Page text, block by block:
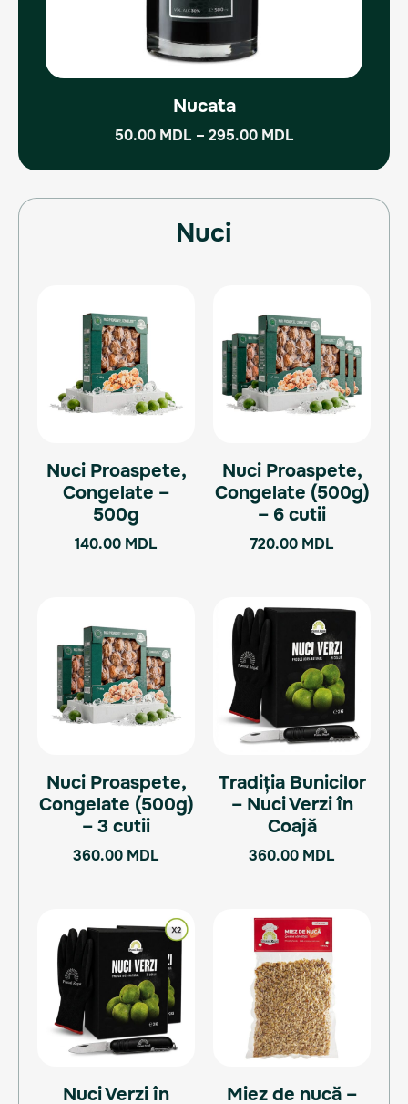
Nucata
50.00 MDL – 295.00 MDL
pagina
produsului.
Nuci
Nuci Proaspete,
Congelate –
500g
140.00 MDL
Nuci Proaspete,
Congelate (500g)
– 6 cutii
720.00 MDL
Nuci Proaspete,
Congelate (500g)
– 3 cutii
360.00 MDL
Tradiția Bunicilor
– Nuci Verzi în
Coajă
360.00 MDL
Nuci Verzi în
Miez de nucă –